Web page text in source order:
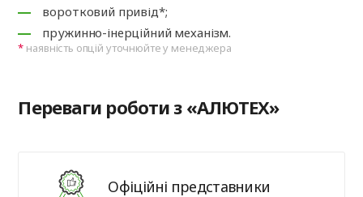
воротковий привід*;
пружинно-інерційний механізм.
наявність опцій уточнюйте у менеджера
Переваги роботи з «АЛЮТЕХ»
Офіційні представники